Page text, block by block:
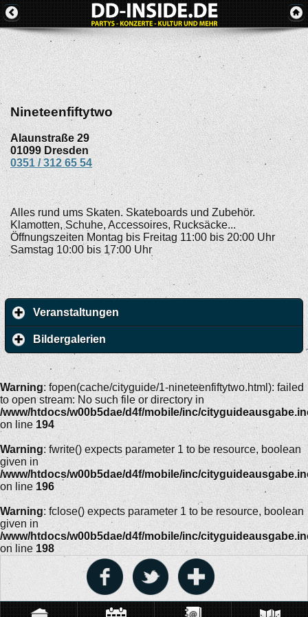
Nineteenfiftytwo
Alaunstraße 29
01099 Dresden
0351 / 312 65 54
Alles rund ums Skaten. Skateboards und Zubehör.
Klamotten, Schuhe, Accessoires, Rucksäcke...
Öffnungszeiten Montag bis Freitag 11:00 bis 20:00 Uhr
Samstag 10:00 bis 17:00 Uhr
Veranstaltungen
Bildergalerien
Warning: fopen(cache/cityguide/1-nineteenfiftytwo.html): failed
to open stream: No such file or directory in
/www/htdocs/w00b5dae/d4f/mobile/inc/
on line 194
Warning: fwrite() expects parameter 1 to be resource, boolean
given in
/www/htdocs/w00b5dae/d4f/mobile/inc/
on line 196
Warning: fclose() expects parameter 1 to be resource, boolean
given in
/www/htdocs/w00b5dae/d4f/mobile/inc/
on line 198